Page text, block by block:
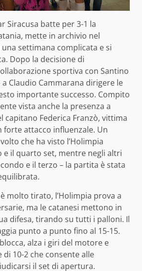
Siracusa batte per 3-1 la
mette in archivio nel
settimana complicata e si
Dopo la decisione di
sportiva con Santino
a Claudio Cammarana dirigere le
importante successo. Compito
vista anche la presenza a
capitano Federica Franzò, vittima
forte attacco influenzale. Un
che ha visto l’Holimpia
e il quarto set, mentre negli altri
e il terzo – la partita è stata
molto tirato, l’Holimpia prova a
ma le catanesi mettono in
difesa, tirando su tutti i palloni. Il
punto a punto fino al 15-15.
alza i giri del motore e
di 10-2 che consente alle
il set di apertura.